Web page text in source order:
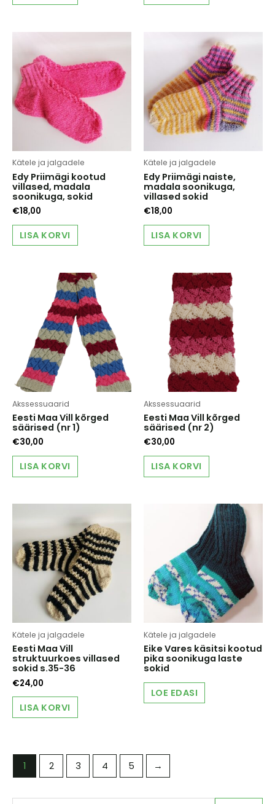
Kätele ja jalgadele
Edy Priimägi kootud
villased, madala
soonikuga, sokid
€18,00
LISA KORVI
Kätele ja jalgadele
Edy Priimägi naiste,
madala soonikuga,
villased sokid
€18,00
LISA KORVI
Akssessuaarid
Eesti Maa Vill kõrged
säärised (nr 1)
€30,00
LISA KORVI
Akssessuaarid
Eesti Maa Vill kõrged
säärised (nr 2)
€30,00
LISA KORVI
Kätele ja jalgadele
Eesti Maa Vill
struktuurkoes villased
sokid s.35-36
€24,00
LISA KORVI
Kätele ja jalgadele
Eike Vares käsitsi kootud
pika soonikuga laste
sokid
LOE EDASI
1 2 3 4 5 →